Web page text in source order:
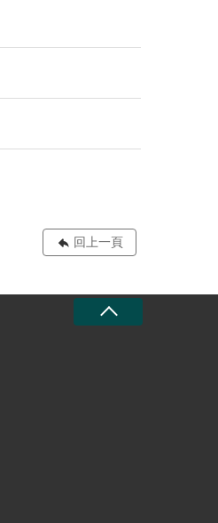
回上一頁